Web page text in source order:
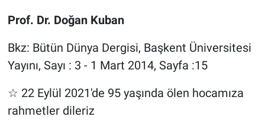
Prof. Dr. Doğan Kuban
Bkz: Bütün Dünya Dergisi, Başkent Üniversitesi
Yayını, Sayı : 3 - 1 Mart 2014, Sayfa :15
☆ 22 Eylül 2021'de 95 yaşında ölen hocamıza
rahmetler dileriz